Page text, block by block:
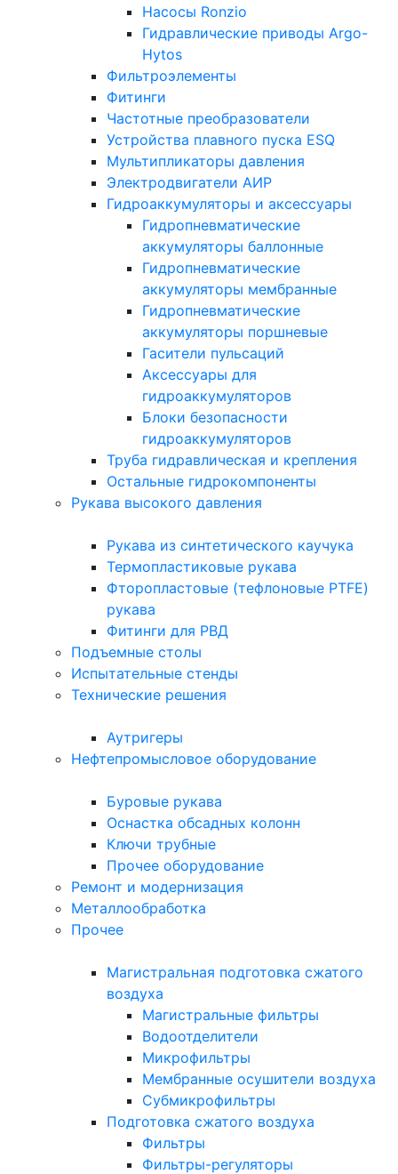
Насосы Ronzio
Гидравлические приводы Argo-
Hytos
Фильтроэлементы
Фитинги
Частотные преобразователи
Устройства плавного пуска ESQ
Мультипликаторы давления
Электродвигатели АИР
Гидроаккумуляторы и аксессуары
Гидропневматические
аккумуляторы баллонные
Гидропневматические
аккумуляторы мембранные
Гидропневматические
аккумуляторы поршневые
Гасители пульсаций
Аксессуары для
гидроаккумуляторов
Блоки безопасности
гидроаккумуляторов
Труба гидравлическая и крепления
Остальные гидрокомпоненты
Рукава высокого давления
Рукава из синтетического каучука
Термопластиковые рукава
Фторопластовые (тефлоновые PTFE)
рукава
Фитинги для РВД
Подъемные столы
Испытательные стенды
Технические решения
Аутригеры
Нефтепромысловое оборудование
Буровые рукава
Оснастка обсадных колонн
Ключи трубные
Прочее оборудование
Ремонт и модернизация
Металлообработка
Прочее
Магистральная подготовка сжатого
воздуха
Магистральные фильтры
Водоотделители
Микрофильтры
Мембранные осушители воздуха
Субмикрофильтры
Подготовка сжатого воздуха
Фильтры
Фильтры-регуляторы